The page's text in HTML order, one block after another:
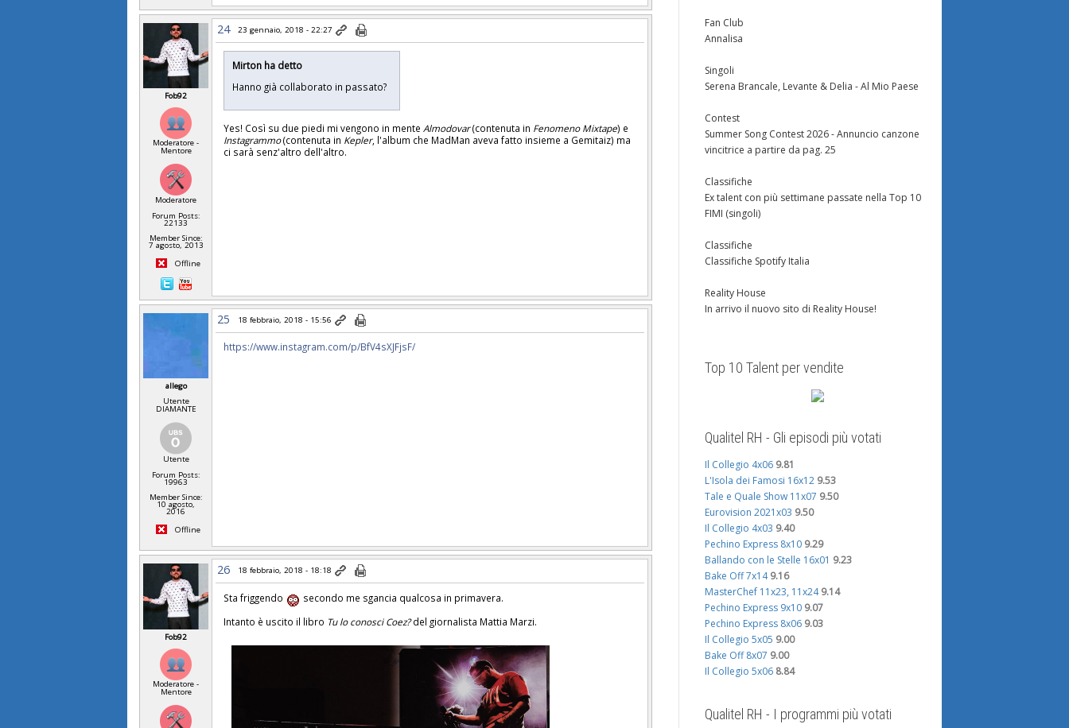
Fob92
Moderatore -
Mentore
Moderatore
Forum Posts:
22133
Member Since:
7 agosto, 2013
Offline
24 23 gennaio, 2018 - 22:27
Mirton ha detto
Hanno già collaborato in passato?
Yes! Così su due piedi mi vengono in menteAlmodovar(contenuta in Fenomeno Mixtape) e
Instagrammo(contenuta in Kepler, l'album che MadMan aveva fatto insieme a Gemitaiz) ma
ci sarà senz'altro dell'altro.
allego
Utente
DIAMANTE
Utente
Forum Posts:
19963
Member Since:
10 agosto,
2016
Offline
25 18 febbraio, 2018 - 15:56
https://www.instagram.com/p/BfV4sXJFjsF/
Fob92
Moderatore -
Mentore
26 18 febbraio, 2018 - 18:18
Sta friggendo
secondo me sgancia qualcosa in primavera.
Intanto è uscito il libro Tu lo conosci Coez?del giornalista Mattia Marzi.
Fan Club
Annalisa
Singoli
Serena Brancale, Levante & Delia - Al Mio Paese
Contest
Summer Song Contest 2026 - Annuncio canzone
vincitrice a partire da pag. 25
Classifiche
Ex talent con più settimane passate nella Top 10
FIMI (singoli)
Classifiche
Classifiche Spotify Italia
Reality House
In arrivo il nuovo sito di Reality House!
Top 10 Talent per vendite
Qualitel RH - Gli episodi più votati
Il Collegio 4x06 9.81
L'Isola dei Famosi 16x12 9.53
Tale e Quale Show 11x07 9.50
Eurovision 2021x03 9.50
Il Collegio 4x03 9.40
Pechino Express 8x10 9.29
Ballando con le Stelle 16x01 9.23
Bake Off 7x14 9.16
MasterChef 11x23, 11x24 9.14
Pechino Express 9x10 9.07
Pechino Express 8x06 9.03
Il Collegio 5x05 9.00
Bake Off 8x07 9.00
Il Collegio 5x06 8.84
Qualitel RH - I programmi più votati